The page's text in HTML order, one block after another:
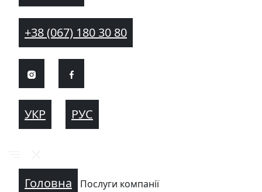
+38 (067) 180 30 80
УКР РУС
Головна Послуги компанії